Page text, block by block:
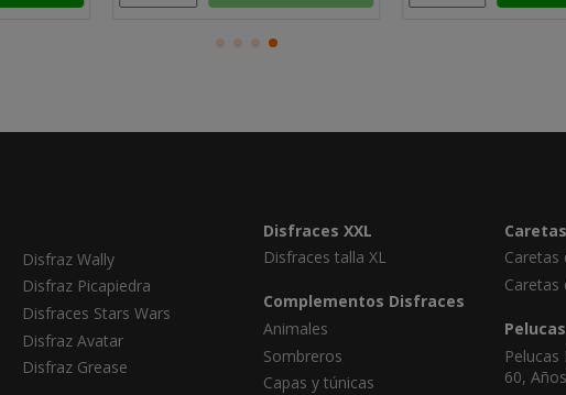
Disfraz Wally
Disfraz Picapiedra
Disfraces Stars Wars
Disfraz Avatar
Disfraz Grease
Disfraces XXL
Disfraces talla XL
Complementos Disfraces
Animales
Sombreros
Capas y túnicas
Caretas
Caretas
60,